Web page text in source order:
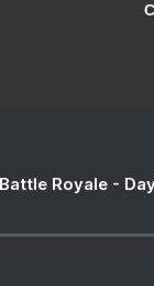
Royale -